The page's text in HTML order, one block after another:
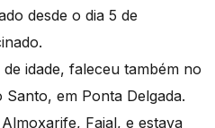
desde o dia 5 de
idade, faleceu também no
em Ponta Delgada.
Faial, e estava